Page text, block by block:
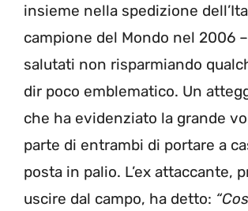
insieme nella spedizione
campione del Mondo nel 2006
salutati non risparmiando
dir poco emblematico. Un
che ha evidenziato la grande
parte di entrambi di portare a
posta in palio. L’ex attaccante,
uscire dal campo, ha detto: